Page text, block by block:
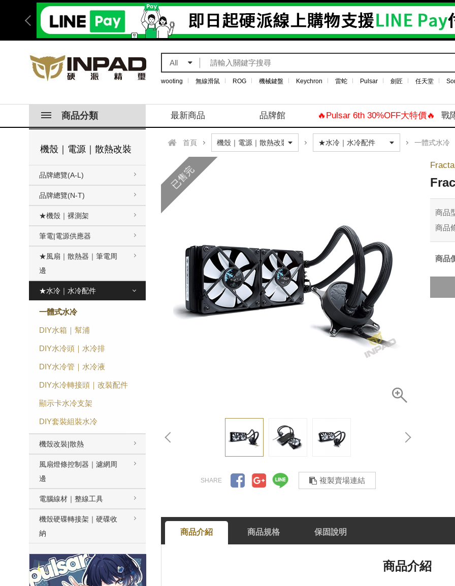
All
wooting 無線滑鼠 ROG 機械鍵盤 Keychron 雷蛇 Pulsar 劍匠 任天堂
商品分類 最新商品 品牌館 🔥Pulsar 6th 30%OFF大特價🔥 戰
機殼｜電源｜散熱改裝
品牌總覽(A-L)
品牌總覽(N-T)
★機殼｜裸測架
筆電|電源供應器
★風扇｜散熱器｜筆電周
邊
★水冷｜水冷配件
一體式水冷
DIY水箱｜幫浦
DIY水冷頭｜水冷排
DIY水冷管｜水冷液
DIY水冷轉接頭｜改裝配件
顯示卡水冷支架
DIY套裝組裝水冷
機殼改裝|散熱
風扇燈條控制器｜濾網周
邊
電腦線材｜整線工具
機殼硬碟轉接架｜硬碟收
納
首頁 一體式水冷
已售完
複製賣場連結
商品
商品
商品
商品介紹 商品規格 保固說明
商品介紹